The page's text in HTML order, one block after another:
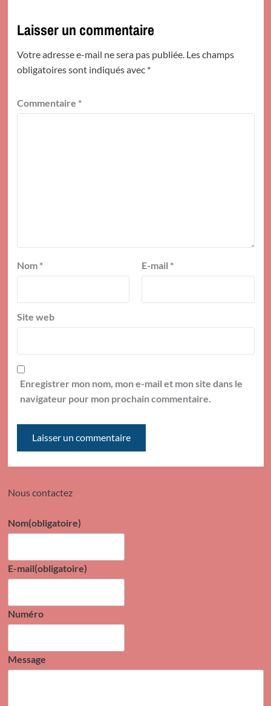
Laisser un commentaire
Votre adresse e-mail ne sera pas publiée. Les champs
obligatoires sont indiqués avec *
Commentaire *
Nom * E-mail *
Site web
Enregistrer mon nom, mon e-mail et mon site dans le
navigateur pour mon prochain commentaire.
Nous contactez
Nom(obligatoire)
E-mail(obligatoire)
Numéro
Message